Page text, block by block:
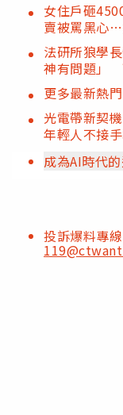
女住戶砸
賣被罵黑心
法研所狼學
神有問題」
更多最新熱
光電帶新契
年輕人不接
成為AI時代
投訴爆料專線